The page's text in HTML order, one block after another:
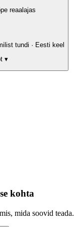
reaalajas
tundi · Eesti keel
▾
kohta
mida soovid teada.